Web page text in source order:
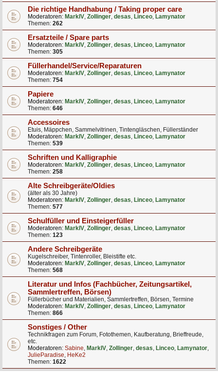
Die richtige Handhabung / Taking proper care
Moderatoren: MarkIV, Zollinger, desas, Linceo, Lamynator
Themen: 262
Ersatzteile / Spare parts
Moderatoren: MarkIV, Zollinger, desas, Linceo, Lamynator
Themen: 305
Füllerhandel/Service/Reparaturen
Moderatoren: MarkIV, Zollinger, desas, Linceo, Lamynator
Themen: 754
Papiere
Moderatoren: MarkIV, Zollinger, desas, Linceo, Lamynator
Themen: 646
Accessoires
Etuis, Mäppchen, Sammelvitrinen, Tintengläschen, Füllerständer
Moderatoren: MarkIV, Zollinger, desas, Linceo, Lamynator
Themen: 539
Schriften und Kalligraphie
Moderatoren: MarkIV, Zollinger, desas, Linceo, Lamynator
Themen: 258
Alte Schreibgeräte/Oldies
(älter als 30 Jahre)
Moderatoren: MarkIV, Zollinger, desas, Linceo, Lamynator
Themen: 577
Schulfüller und Einsteigerfüller
Moderatoren: MarkIV, Zollinger, desas, Linceo, Lamynator
Themen: 123
Andere Schreibgeräte
Kugelschreiber, Tintenroller, Bleistifte etc.
Moderatoren: MarkIV, Zollinger, desas, Linceo, Lamynator
Themen: 568
Literatur und Infos (Fachbücher, Zeitungsartikel,
Sammlertreffen, Börsen)
Füllerbücher und Materialien, Sammlertreffen, Börsen, Termine
Moderatoren: MarkIV, Zollinger, desas, Linceo, Lamynator
Themen: 866
Sonstiges / Other
Technikfragen zum Forum, Fotothemen, Kaufberatung, Brieffreude,
etc.
Moderatoren: Sabine, MarkIV, Zollinger, desas, Linceo, Lamynator,
JulieParadise, HeKe2
Themen: 1622